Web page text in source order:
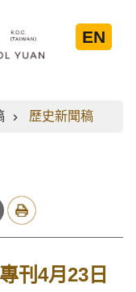
EN
歷史新聞稿
刊4月23日